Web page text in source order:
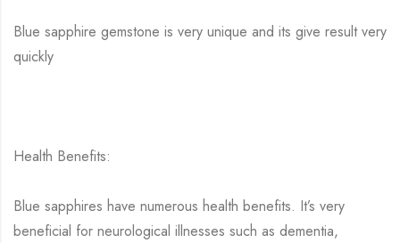
Blue sapphire gemstone is very unique and its give result very
quickly
Health Benefits:
Blue sapphires have numerous health benefits. It’s very
beneficial for neurological illnesses such as dementia,